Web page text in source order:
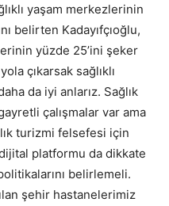
yaşam merkezlerinin
belirten Kadayıfçıoğlu,
yüzde 25’ini şeker
çıkarsak sağlıklı
da iyi anlarız. Sağlık
çalışmalar var ama
turizmi felsefesi için
platformu da dikkate
belirlemeli.
şehir hastanelerimiz